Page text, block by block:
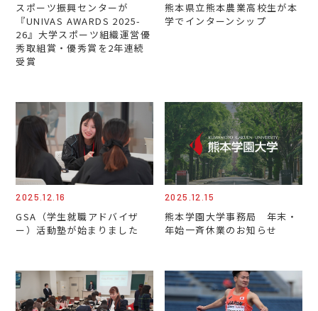
スポーツ振興センターが
『UNIVAS AWARDS 2025-
26』大学スポーツ組織運営優
秀取組賞・優秀賞を2年連続
受賞
熊本県立熊本農業高校生が本
学でインターンシップ
2025.12.16
GSA（学生就職アドバイザ
ー）活動塾が始まりました
2025.12.15
熊本学園大学事務局 年末・
年始一斉休業のお知らせ